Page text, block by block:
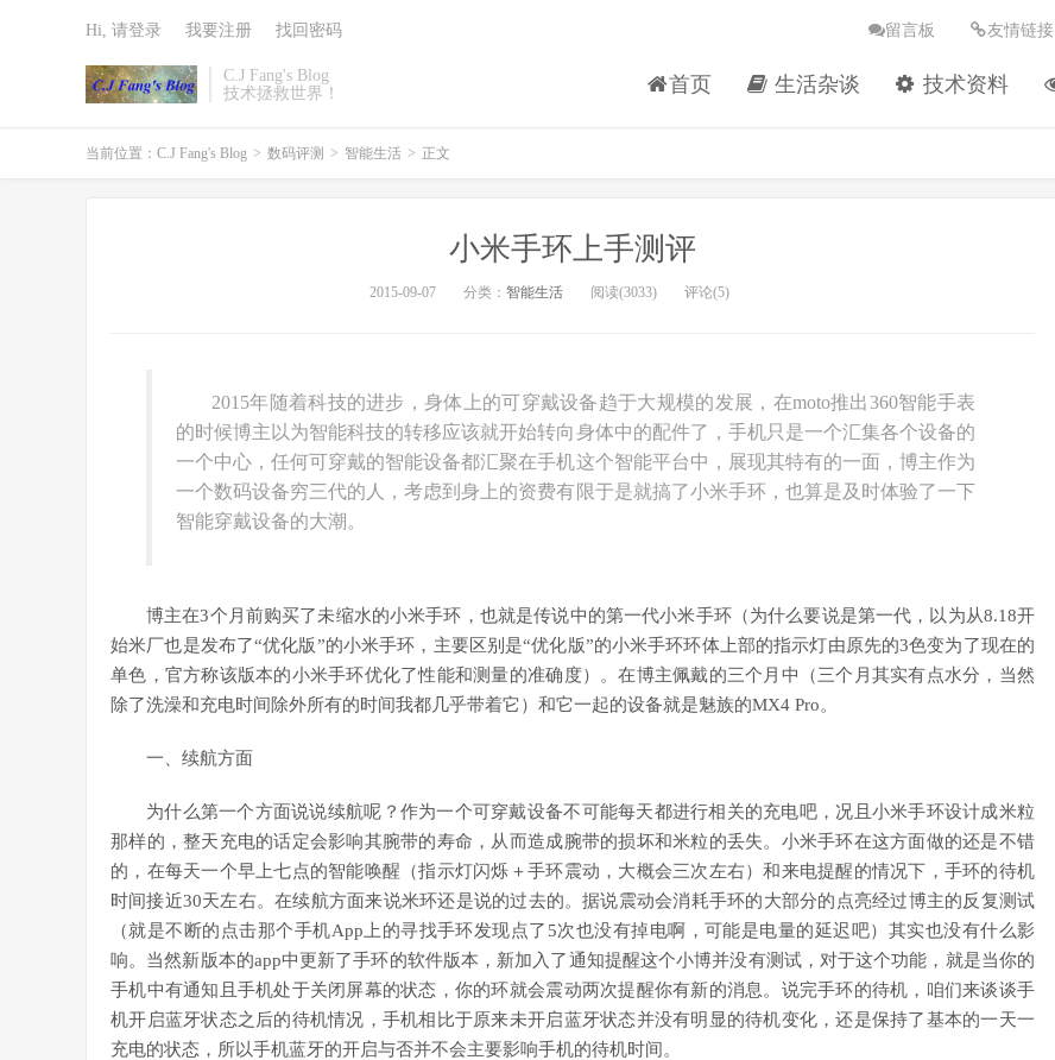
C.J Fang's Blog
技术拯救世界！
首页 生活杂谈 技术资料
留言板 友情链接
Hi, 请登录 我要注册 找回密码
当前位置： C.J Fang's Blog > 数码评测 > 智能生活 > 正文
小米手环上手测评
2015-09-07 分类： 智能生活 阅读(3033) 评论(5)
2015年随着科技的进步，身体上的可穿戴设备趋于大规模的发展，在moto推出360智能手表
的时候博主以为智能科技的转移应该就开始转向身体中的配件了，手机只是一个汇集各个设备的
一个中心，任何可穿戴的智能设备都汇聚在手机这个智能平台中，展现其特有的一面，博主作为
一个数码设备穷三代的人，考虑到身上的资费有限于是就搞了小米手环，也算是及时体验了一下
智能穿戴设备的大潮。
博主在3个月前购买了未缩水的小米手环，也就是传说中的第一代小米手环（为什么要说是第一代，以为从8.18开
始米厂也是发布了“优化版”的小米手环，主要区别是“优化版”的小米手环环体上部的指示灯由原先的3色变为了现在的
单色，官方称该版本的小米手环优化了性能和测量的准确度）。在博主佩戴的三个月中（三个月其实有点水分，当然
除了洗澡和充电时间除外所有的时间我都几乎带着它）和它一起的设备就是魅族的MX4 Pro。
一、续航方面
为什么第一个方面说说续航呢？作为一个可穿戴设备不可能每天都进行相关的充电吧，况且小米手环设计成米粒
那样的，整天充电的话定会影响其腕带的寿命，从而造成腕带的损坏和米粒的丢失。小米手环在这方面做的还是不错
的，在每天一个早上七点的智能唤醒（指示灯闪烁＋手环震动，大概会三次左右）和来电提醒的情况下，手环的待机
时间接近30天左右。在续航方面来说米环还是说的过去的。据说震动会消耗手环的大部分的点亮经过博主的反复测试
（就是不断的点击那个手机App上的寻找手环发现点了5次也没有掉电啊，可能是电量的延迟吧）其实也没有什么影
响。当然新版本的app中更新了手环的软件版本，新加入了通知提醒这个小博并没有测试，对于这个功能，就是当你的
手机中有通知且手机处于关闭屏幕的状态，你的环就会震动两次提醒你有新的消息。说完手环的待机，咱们来谈谈手
机开启蓝牙状态之后的待机情况，手机相比于原来未开启蓝牙状态并没有明显的待机变化，还是保持了基本的一天一
充电的状态，所以手机蓝牙的开启与否并不会主要影响手机的待机时间。